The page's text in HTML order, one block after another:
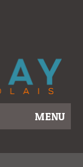
MENU